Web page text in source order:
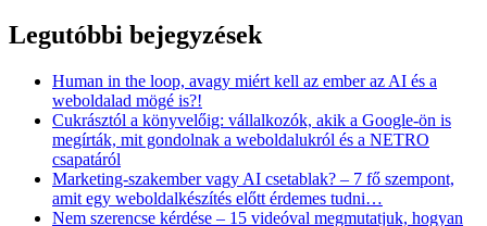
Legutóbbi bejegyzések
Human in the loop, avagy miért kell az ember az AI és a
weboldalad mögé is?!
Cukrásztól a könyvelőig: vállalkozók, akik a Google-ön is
megírták, mit gondolnak a weboldalukról és a NETRO
csapatáról
Marketing-szakember vagy AI csetablak? – 7 fő szempont,
amit egy weboldalkészítés előtt érdemes tudni…
Nem szerencse kérdése – 15 videóval megmutatjuk, hogyan